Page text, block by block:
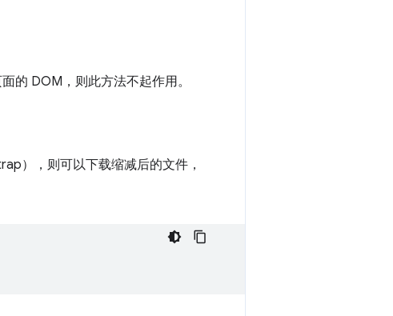
的 DOM，则此方法不起作用。
），则可以下载缩减后的文件，